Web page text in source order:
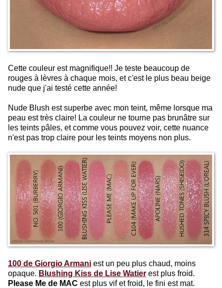
Cette couleur est magnifique!! Je teste beaucoup de
rouges à lèvres à chaque mois, et c'est le plus beau beige
nude que j'ai testé cette année!
Nude Blush est superbe avec mon teint, même lorsque ma
peau est très claire! La couleur ne tourne pas brunâtre sur
les teints pâles, et comme vous pouvez voir, cette nuance
n'est pas trop claire pour les teints moyens non plus.
100 de Giorgio Armani est un peu plus chaud, moins
opaque. Blushing Kiss de Lise Watier est plus froid.
Please Me de MAC est plus vif et froid, le fini est mat.